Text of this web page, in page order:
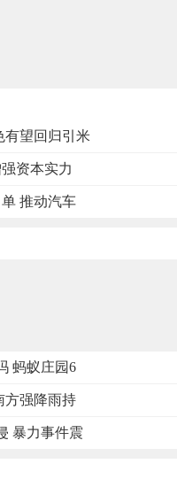
有望回归引米
资本实力
推动汽车
蚂蚁庄园6
方强降雨持
暴力事件震